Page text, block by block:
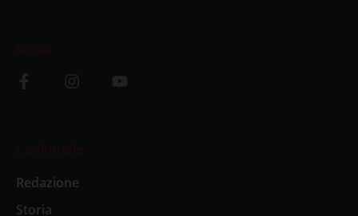
Social
L’editoriale
Redazione
Storia